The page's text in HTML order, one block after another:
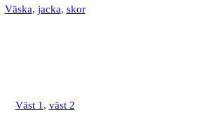
Väska, jacka, skor
Väst 1, väst 2